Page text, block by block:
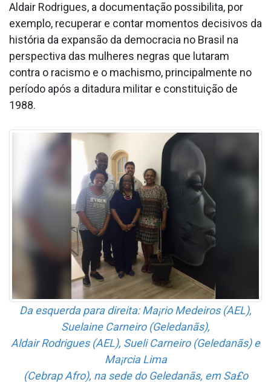
Aldair Rodrigues, a documentação possibilita, por
exemplo, recuperar e contar momentos decisivos da
história da expansão da democracia no Brasil na
perspectiva das mulheres negras que lutaram
contra o racismo e o machismo, principalmente no
período após a ditadura militar e constituição de
1988.
Da esquerda para direita: Ma¡rio Medeiros (AEL),
Suelaine Carneiro (Geledanãs),
Aldair Rodrigues (AEL), Sueli Carneiro (Geledanãs) e
Ma¡rcia Lima
(Cebrap Afro), na sede do Geledanãs, em Sa£o